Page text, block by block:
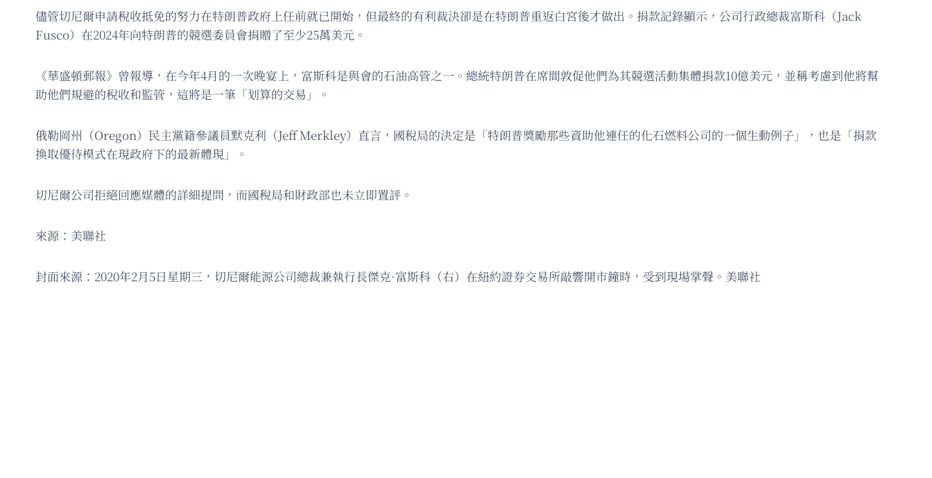
儘管切尼爾申請稅收抵免的努力在特朗普政府上任前就已開始，但最終的有利裁決卻是在特朗普重返白宮後才做出。捐款記錄顯示，公司行政總裁富斯科（Jack
Fusco）在2024年向特朗普的競選委員會捐贈了至少25萬美元。
《華盛頓郵報》曾報導，在今年4月的一次晚宴上，富斯科是與會的石油高管之一。總統特朗普在席間敦促他們為其競選活動集體捐款10億美元，並稱考慮到他將幫
助他們規避的稅收和監管，這將是一筆「划算的交易」。
俄勒岡州（Oregon）民主黨籍參議員默克利（Jeff Merkley）直言，國稅局的決定是「特朗普獎勵那些資助他連任的化石燃料公司的一個生動例子」，也是「捐款
換取優待模式在現政府下的最新體現」。
切尼爾公司拒絕回應媒體的詳細提問，而國稅局和財政部也未立即置評。
來源：美聯社
封面來源：2020年2月5日星期三，切尼爾能源公司總裁兼執行長傑克·富斯科（右）在紐約證券交易所敲響開市鐘時，受到現場掌聲。美聯社